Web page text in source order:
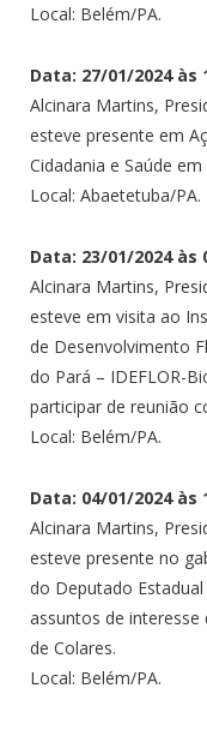
Local: Belém/PA.
Data: 27/01/2024 às
Alcinara Martins,
esteve presente em
Cidadania e Saúde
Local: Abaetetuba/PA.
Data: 23/01/2024 às
Alcinara Martins,
esteve em visita ao
de Desenvolvimento
do Pará – IDEFLOR-
participar de reunião
Local: Belém/PA.
Data: 04/01/2024 às
Alcinara Martins,
esteve presente no
do Deputado
assuntos de interesse
de Colares.
Local: Belém/PA.